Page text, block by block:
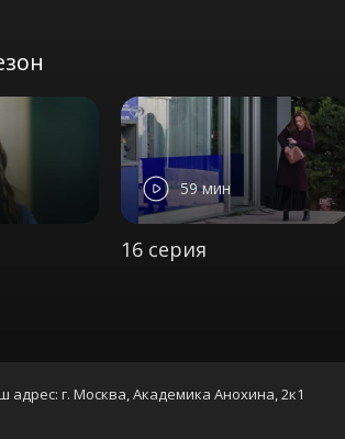
59 мин
16 серия
адрес: г. Москва, Академика Анохина, 2к1